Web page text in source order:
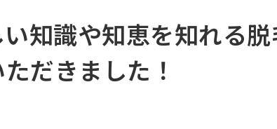
知識や知恵を知れる
だきました！